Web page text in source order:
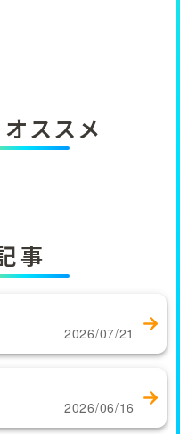
ススメ
事
2026/07/21
2026/06/16